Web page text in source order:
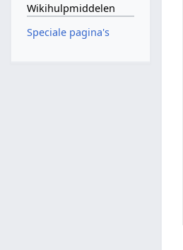
Wikihulpmiddelen
Speciale pagina's